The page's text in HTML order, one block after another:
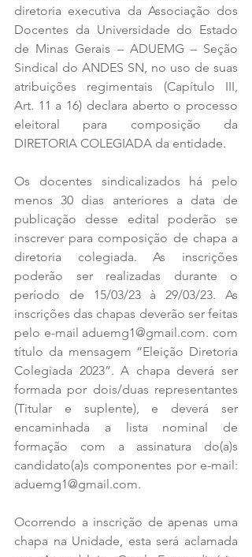
diretoria executiva da Associação dos
Docentes da Universidade do Estado
de Minas Gerais – ADUEMG – Seção
Sindical do ANDES SN, no uso de suas
atribuições regimentais (Capítulo III,
Art. 11 a 16) declara aberto o processo
eleitoral para composição da
DIRETORIA COLEGIADA da entidade.
Os docentes sindicalizados há pelo
menos 30 dias anteriores a data de
publicação desse edital poderão se
inscrever para composição de chapa a
diretoria colegiada. As inscrições
poderão ser realizadas durante o
período de 15/03/23 à 29/03/23. As
inscrições das chapas deverão ser feitas
pelo e-mail aduemg1@gmail.com. com
título da mensagem “Eleição Diretoria
Colegiada 2023”. A chapa deverá ser
formada por dois/duas representantes
(Titular e suplente), e deverá ser
encaminhada a lista nominal de
formação com a assinatura do(a)s
candidato(a)s componentes por e-mail:
aduemg1@gmail.com.
Ocorrendo a inscrição de apenas uma
chapa na Unidade, esta será aclamada